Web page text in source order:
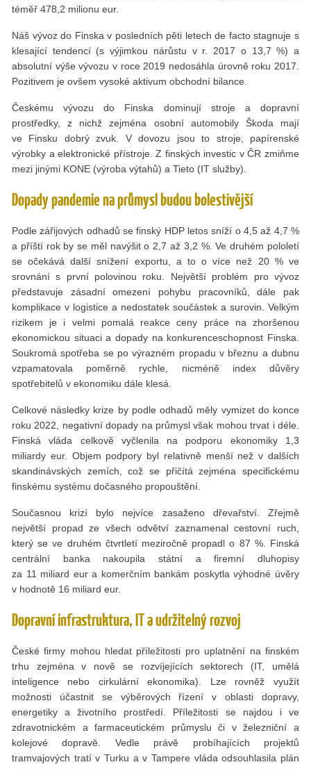
téměř 478,2 milionu eur.
Náš vývoz do Finska v posledních pěti letech de facto stagnuje s
klesající tendencí (s výjimkou nárůstu v r. 2017 o 13,7 %) a
absolutní výše vývozu v roce 2019 nedosáhla úrovně roku 2017.
Pozitivem je ovšem vysoké aktivum obchodní bilance.
Českému vývozu do Finska dominují stroje a dopravní
prostředky, z nichž zejména osobní automobily Škoda mají
ve Finsku dobrý zvuk. V dovozu jsou to stroje, papírenské
výrobky a elektronické přístroje. Z finských investic v ČR zmiňme
mezi jinými KONE (výroba výtahů) a Tieto (IT služby).
Dopady pandemie na průmysl budou bolestivější
Podle zářijových odhadů se finský HDP letos sníží o 4,5 až 4,7 %
a příští rok by se měl navýšit o 2,7 až 3,2 %. Ve druhém pololetí
se očekává další snížení exportu, a to o více než 20 % ve
srovnání s první polovinou roku. Největší problém pro vývoz
představuje zásadní omezení pohybu pracovníků, dále pak
komplikace v logistice a nedostatek součástek a surovin. Velkým
rizikem je i velmi pomalá reakce ceny práce na zhoršenou
ekonomickou situaci a dopady na konkurenceschopnost Finska.
Soukromá spotřeba se po výrazném propadu v březnu a dubnu
vzpamatovala poměrně rychle, nicméně index důvěry
spotřebitelů v ekonomiku dále klesá.
Celkové následky krize by podle odhadů měly vymizet do konce
roku 2022, negativní dopady na průmysl však mohou trvat i déle.
Finská vláda celkově vyčlenila na podporu ekonomiky 1,3
miliardy eur. Objem podpory byl relativně menší než v dalších
skandinávských zemích, což se přičítá zejména specifickému
finskému systému dočasného propouštění.
Současnou krizí bylo nejvíce zasaženo dřevařství. Zřejmě
největší propad ze všech odvětví zaznamenal cestovní ruch,
který se ve druhém čtvrtletí meziročně propadl o 87 %. Finská
centrální banka nakoupila státní a firemní dluhopisy
za 11 miliard eur a komerčním bankám poskytla výhodné úvěry
v hodnotě 16 miliard eur.
Dopravní infrastruktura, IT a udržitelný rozvoj
České firmy mohou hledat příležitosti pro uplatnění na finském
trhu zejména v nově se rozvíjejících sektorech (IT, umělá
inteligence nebo cirkulární ekonomika). Lze rovněž využít
možnosti účastnit se výběrových řízení v oblasti dopravy,
energetiky a životního prostředí. Příležitosti se najdou i ve
zdravotnickém a farmaceutickém průmyslu či v železniční a
kolejové dopravě. Vedle právě probíhajících projektů
tramvajových tratí v Turku a v Tampere vláda odsouhlasila plán